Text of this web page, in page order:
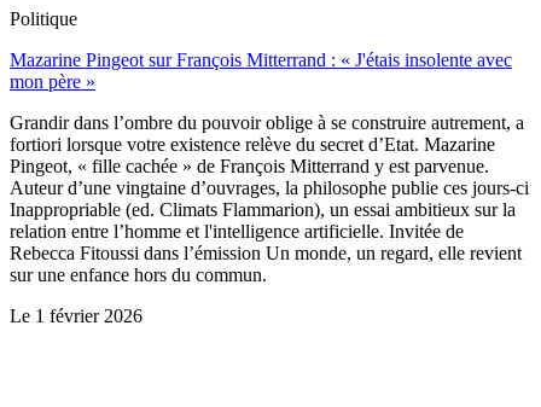
Politique
Mazarine Pingeot sur François Mitterrand : « J'étais insolente avec
mon père »
Grandir dans l’ombre du pouvoir oblige à se construire autrement, a
fortiori lorsque votre existence relève du secret d’Etat. Mazarine
Pingeot, « fille cachée » de François Mitterrand y est parvenue.
Auteur d’une vingtaine d’ouvrages, la philosophe publie ces jours-ci
Inappropriable (ed. Climats Flammarion), un essai ambitieux sur la
relation entre l’homme et l'intelligence artificielle. Invitée de
Rebecca Fitoussi dans l’émission Un monde, un regard, elle revient
sur une enfance hors du commun.
Le 1 février 2026